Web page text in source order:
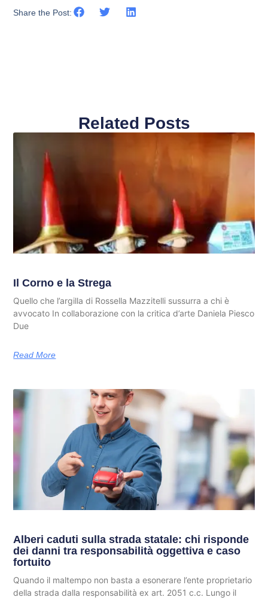
Share the Post:
Related Posts
Il Corno e la Strega
Quello che l’argilla di Rossella Mazzitelli sussurra a chi è
avvocato In collaborazione con la critica d’arte Daniela Piesco
Due
Read More
Alberi caduti sulla strada statale: chi risponde
dei danni tra responsabilità oggettiva e caso
fortuito
Quando il maltempo non basta a esonerare l’ente proprietario
della strada dalla responsabilità ex art. 2051 c.c. Lungo il